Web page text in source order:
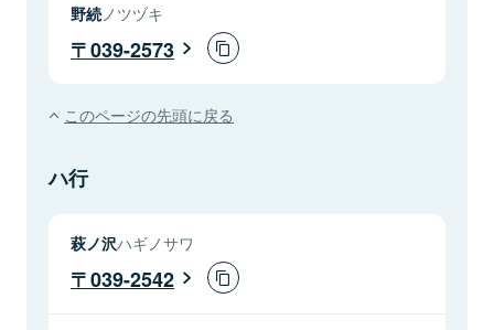
野続 ノツヅキ
039-2573
このページの先頭に戻る
ハ行
萩ノ沢ハギノサワ
039-2542